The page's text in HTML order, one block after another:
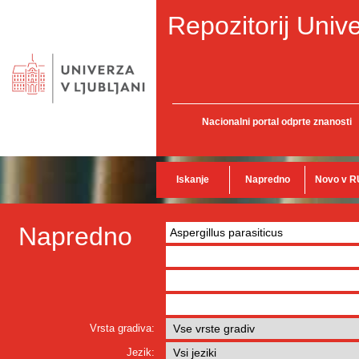
Repozitorij
Nacionalni portal odprte znanosti
Iskanje Napredno Novo v
Napredno
Vrsta gradiva:
Jezik: